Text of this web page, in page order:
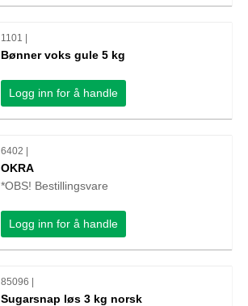
1101 |
Bønner voks gule 5 kg
Logg inn for å handle
6402 |
OKRA
*OBS! Bestillingsvare
Logg inn for å handle
85096 |
Sugarsnap løs 3 kg norsk